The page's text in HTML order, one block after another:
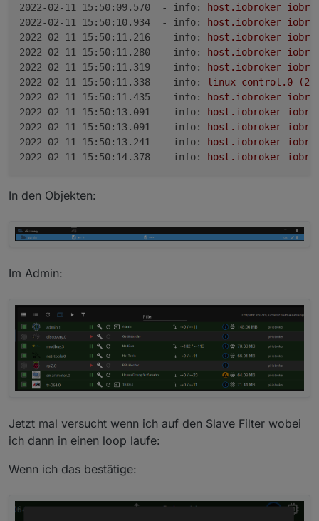
2022-02-11 15:50:09.570  - info:
host.iobroker
2022-02-11 15:50:10.934  - info:
host.iobroker
2022-02-11 15:50:11.216  - info:
host.iobroker
2022-02-11 15:50:11.280  - info:
host.iobroker
2022-02-11 15:50:11.319  - info:
host.iobroker
2022-02-11 15:50:11.338  - info:
linux-control.0
2022-02-11 15:50:11.435  - info:
host.iobroker
2022-02-11 15:50:13.091  - info:
host.iobroker
2022-02-11 15:50:13.091  - info:
host.iobroker
2022-02-11 15:50:13.241  - info:
host.iobroker
2022-02-11 15:50:14.378  - info:
host.iobroker
In den Objekten:
Im Admin:
Jetzt mal versucht wenn ich auf den Slave Filter wobei
ich dann in einen loop laufe:
Wenn ich das bestätige: